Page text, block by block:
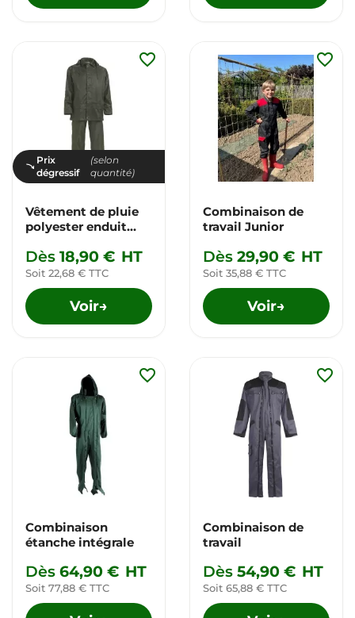
Prix
dégressif
(selon
quantité)
Vêtement de pluie
polyester enduit
Dès 18,90 € HT
Soit 22,68 € TTC
Voir→
favorite_border
Combinaison de
travail Junior
Dès 29,90 € HT
Soit 35,88 € TTC
Voir→
favorite_border
Combinaison
étanche intégrale
Dès 64,90 € HT
Soit 77,88 € TTC
favorite_border
Combinaison de
travail
Dès 54,90 € HT
Soit 65,88 € TTC
favorite_border